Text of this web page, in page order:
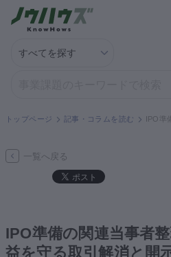
解決策を募集する
契約書ひな型を探す
専門家に電話する
トップページ 記事・コラムを読む
一覧へ戻る
IPO準備の関連当事者
益を守る取引解消と開